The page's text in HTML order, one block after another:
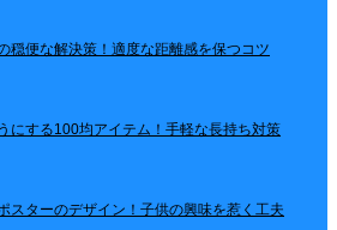
穏便な解決策！適度な距離感を保つコツ
にする100均アイテム！手軽な長持ち対策
スターのデザイン！子供の興味を惹く工夫